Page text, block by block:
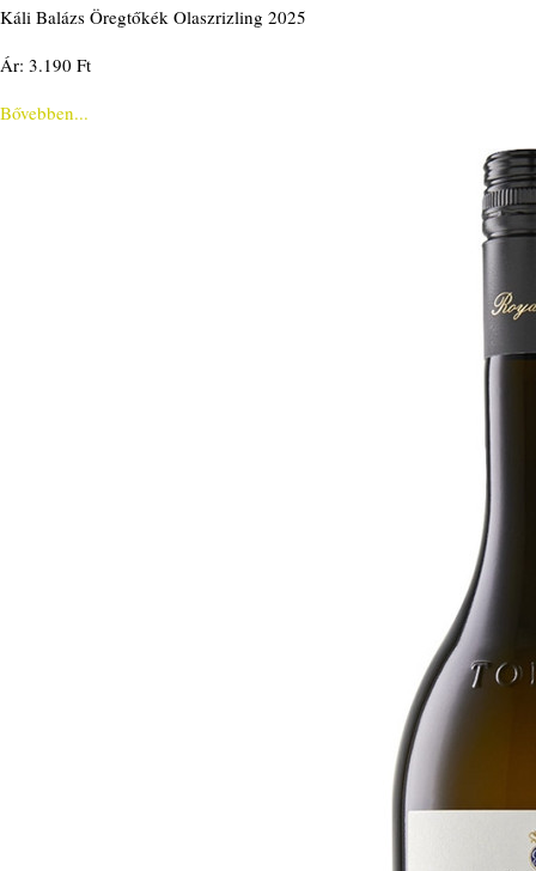
Káli Balázs Öregtőkék Olaszrizling 2025
Ár: 3.190 Ft
Bővebben...